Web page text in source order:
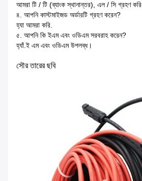
আমরা টি / টি (ব্যাংক স্থানান্তর), এল / সি গ্রহণ করি
৪. আপনি কাস্টমাইজড অর্ডারটি গ্রহণ করেন?
হ্যা আমরা করি.
৫. আপনি কি ইএম এবং ওডিএম সরবরাহ করেন?
হ্যাঁ.ই এম এবং ওডিএম উপলব্ধ।
সৌর তারের ছবি